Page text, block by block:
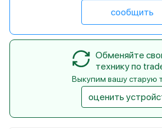
сообщить
Обменяйте
технику по
Выкупим вашу старую
оценить